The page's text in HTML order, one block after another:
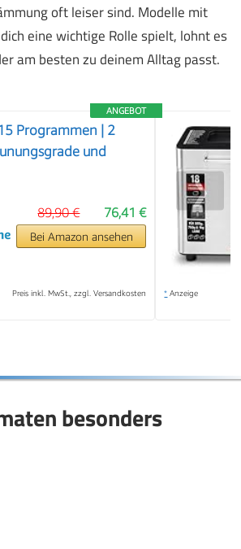
oft leiser sind. Modelle mit
eine wichtige Rolle spielt, lohnt es
am besten zu deinem Alltag passt.
ANGEBOT
Programmen | 2
und
76,41 €
89,90 €
Bei Amazon ansehen
Preis inkl. MwSt., zzgl. Versandkosten * Anzeige
❯
besonders